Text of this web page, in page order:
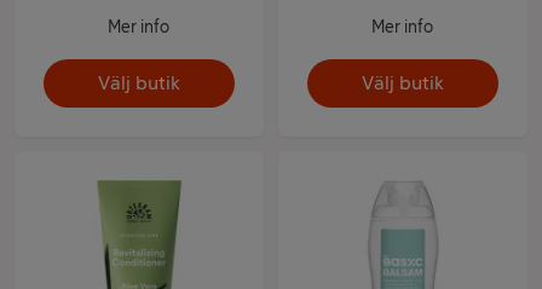
Mer info
Välj butik
Mer info
Välj butik